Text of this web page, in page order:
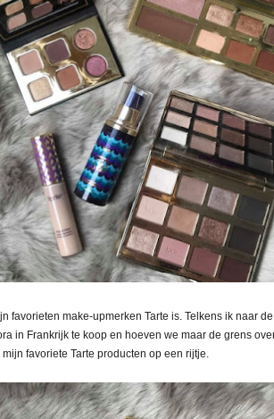
favorieten make-upmerken Tarte is. Telkens ik naar
in Frankrijk te koop en hoeven we maar de grens
favoriete Tarte producten op een rijtje.